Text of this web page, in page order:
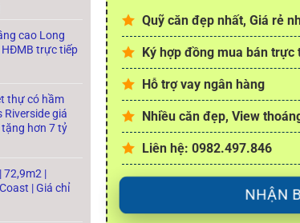
cao Long
HĐMB trực tiếp
thự có hầm
Riverside giá
hơn 7 tỷ
72,9m2 |
| Giá chỉ
Quỹ căn đẹp nhất, Giá rẻ
Ký hợp đồng mua bán trực
Hỗ trợ vay ngân hàng
Nhiều căn đẹp, View
Liên hệ: 0982.497.846
NHẬN